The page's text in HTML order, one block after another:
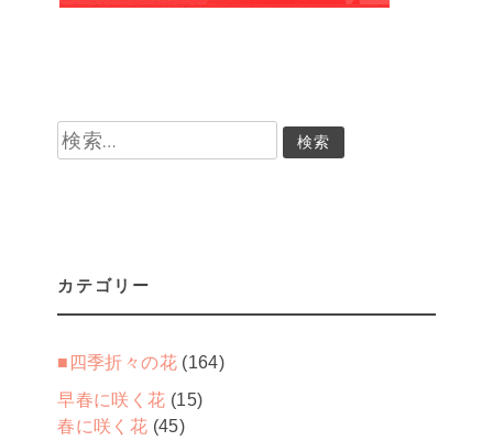
検
索:
カテゴリー
■四季折々の花(164)
早春に咲く花 (15)
春に咲く花 (45)